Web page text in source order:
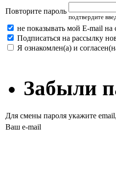
Повторите пароль
подтвердите
не показывать мой E-mail на
Подписаться на рассылку
Я ознакомлен(а) и
Забыли
Для смены пароля укажите
Ваш e-mail